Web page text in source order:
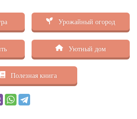
Урожайный огород
Уютный дом
Полезная книга